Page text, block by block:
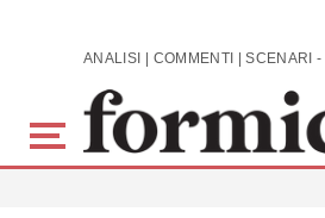
Skip to main content